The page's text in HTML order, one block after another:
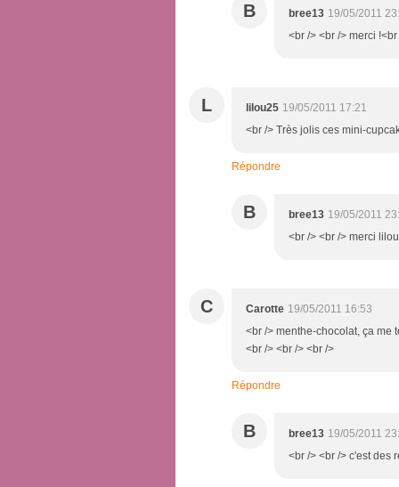
B bree13 19/05/2011
<br /> <br /> merci
L lilou25 19/05/2011 17:21
<br /> Très jolis ces mini-
Répondre
B bree13 19/05/2011
<br /> <br /> merci
C Carotte 19/05/2011 16:53
<br /> menthe-chocolat, ça me
<br /> <br /> <br />
Répondre
B bree13 19/05/2011
<br /> <br /> c'est des